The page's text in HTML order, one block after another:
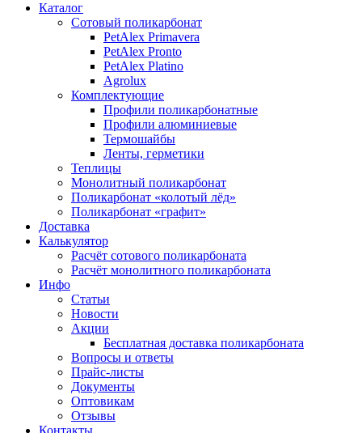
Каталог
Сотовый поликарбонат
PetAlex Primavera
PetAlex Pronto
PetAlex Platino
Agrolux
Комплектующие
Профили поликарбонатные
Профили алюминиевые
Термошайбы
Ленты, герметики
Теплицы
Монолитный поликарбонат
Поликарбонат «колотый лёд»
Поликарбонат «графит»
Доставка
Калькулятор
Расчёт сотового поликарбоната
Расчёт монолитного поликарбоната
Инфо
Статьи
Новости
Акции
Бесплатная доставка поликарбоната
Вопросы и ответы
Прайс-листы
Документы
Оптовикам
Отзывы